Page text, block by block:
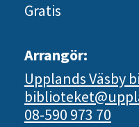
Gratis
Arrangör:
Upplands Väsby
08-590 973 70